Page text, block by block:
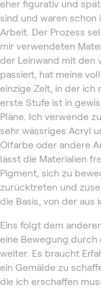
eher figurativ und
sind und waren
Arbeit. Der Prozess
mir verwendeten
der Leinwand mit den
passiert, hat meine
einzige Zeit, in der ich
erste Stufe ist in
Pläne. Ich verwende
sehr wässriges Acryl
Ölfarbe oder andere
lässt die Materialien
Pigment, sich zu
zurücktreten und
die Basis, von der aus
Eins folgt dem
eine Bewegung
weiter. Es braucht
ein Gemälde zu
die ich erschaffen